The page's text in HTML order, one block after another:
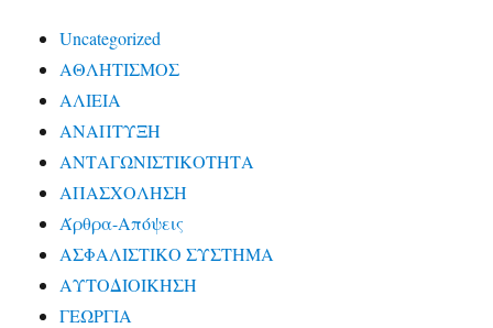
Uncategorized
ΑΘΛΗΤΙΣΜΟΣ
ΑΛΙΕΙΑ
ΑΝΑΠΤΥΞΗ
ΑΝΤΑΓΩΝΙΣΤΙΚΟΤΗΤΑ
ΑΠΑΣΧΟΛΗΣΗ
Άρθρα-Απόψεις
ΑΣΦΑΛΙΣΤΙΚΟ ΣΥΣΤΗΜΑ
ΑΥΤΟΔΙΟΙΚΗΣΗ
ΓΕΩΡΓΙΑ